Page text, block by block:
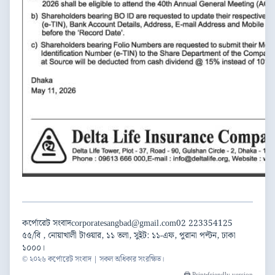
কর্পোরেট সংবাদcorporatesangbad@gmail.com02 223354125
৫৫/বি , নোয়াখালী টাওয়ার, ১১ তলা, সুইট: ১১-এফ, পুরানা পল্টন, ঢাকা
১০০০।
© ২০২৬ কর্পোরেট সংবাদ | সকল অধিকার সংরক্ষিত।